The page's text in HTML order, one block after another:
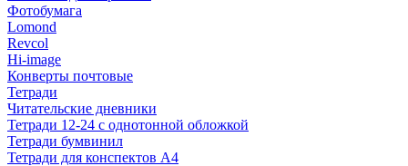
Фотобумага
Lomond
Revcol
Hi-image
Конверты почтовые
Тетради
Читательские дневники
Тетради 12-24 с однотонной обложкой
Тетради бумвинил
Тетради для конспектов А4